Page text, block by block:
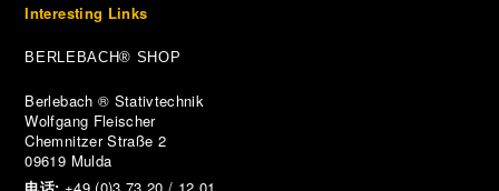
Interesting Links
BERLEBACH® SHOP
Berlebach ® Stativtechnik
Wolfgang Fleischer
Chemnitzer Straße 2
09619 Mulda